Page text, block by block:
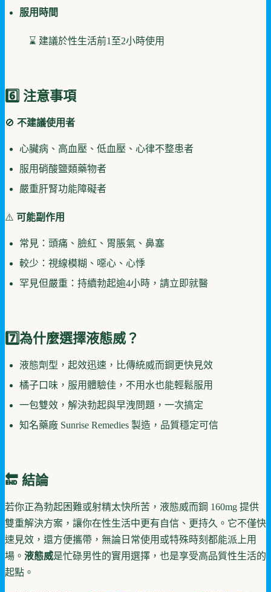
服用時間
⌛ 建議於性生活前1至2小時使用
6️⃣ 注意事項
🚫 不建議使用者
心臟病、高血壓、低血壓、心律不整患者
服用硝酸鹽類藥物者
嚴重肝腎功能障礙者
⚠️ 可能副作用
常見：頭痛、臉紅、胃脹氣、鼻塞
較少：視線模糊、噁心、心悸
罕見但嚴重：持續勃起逾4小時，請立即就醫
7️⃣為什麼選擇液態威？
液態劑型，起效迅速，比傳統威而鋼更快見效
橘子口味，服用體驗佳，不用水也能輕鬆服用
一包雙效，解決勃起與早洩問題，一次搞定
知名藥廠 Sunrise Remedies 製造，品質穩定可信
🔚 結論
若你正為勃起困難或射精太快所苦，液態威而鋼 160mg 提供
雙重解決方案，讓你在性生活中更有自信、更持久。它不僅快
速見效，還方便攜帶，無論日常使用或特殊時刻都能派上用
場。 液態威是忙碌男性的實用選擇，也是享受高品質性生活的
起點。